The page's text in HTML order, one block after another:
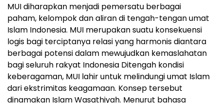
MUI diharapkan menjadi pemersatu berbagai
paham, kelompok dan aliran di tengah-tengan umat
Islam Indonesia. MUI merupakan suatu konsekuensi
logis bagi terciptanya relasi yang harmonis diantara
berbagai potensi dalam mewujudkan kemaslahatan
bagi seluruh rakyat Indonesia Ditengah kondisi
keberagaman, MUI lahir untuk melindungi umat Islam
dari ekstrimitas keagamaan. Konsep tersebut
dinamakan Islam Wasathiyah. Menurut bahasa